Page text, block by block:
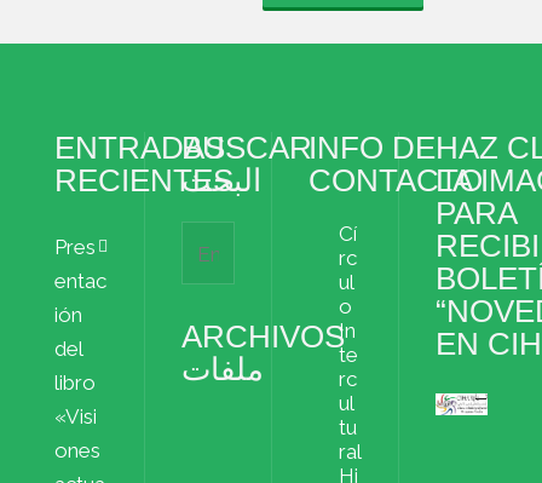
r
ENTRADAS
RECIENTES
Pres
entac
ión
del
libro
«Visi
ones
BUSCAR
البحث
ARCHIVOS
ملفات
INFO DE
CONTACTO
Cí
rc
ul
o
In
te
rc
ul
tu
ral
Hi
HAZ
LA
PARA
EN